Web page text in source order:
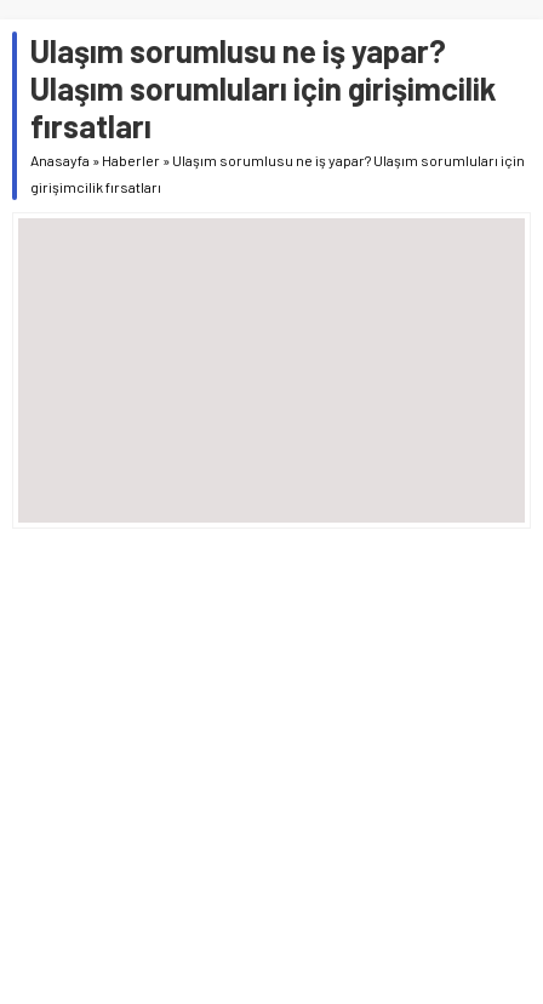
Ulaşım sorumlusu ne iş yapar?
Ulaşım sorumluları için girişimcilik
fırsatları
Anasayfa » Haberler » Ulaşım sorumlusu ne iş yapar? Ulaşım sorumluları için
girişimcilik fırsatları